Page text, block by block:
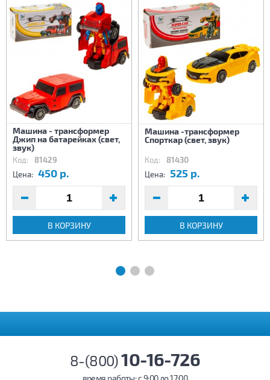
Машина - трансформер
Джип на батарейках (свет,
звук)
Код: 81429
Цена: 450 р.
В КОРЗИНУ
Машина -трансформер
Спорткар (свет, звук)
Код: 81430
Цена: 525 р.
В КОРЗИНУ
8-(800)10-16-726